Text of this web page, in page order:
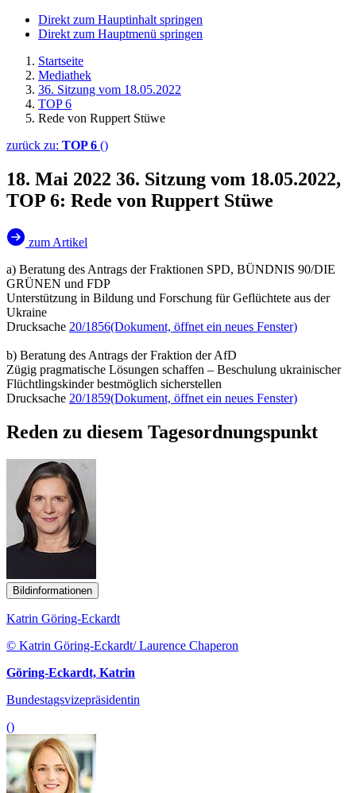
Direkt zum Hauptinhalt springen
Direkt zum Hauptmenü springen
Startseite
Mediathek
36. Sitzung vom 18.05.2022
TOP 6
Rede von Ruppert Stüwe
zurück zu: TOP 6 ()
18. Mai 2022 36. Sitzung vom 18.05.2022,
TOP 6: Rede von Ruppert Stüwe
zum Artikel
a) Beratung des Antrags der Fraktionen SPD, BÜNDNIS 90/DIE
GRÜNEN und FDP
Unterstützung in Bildung und Forschung für Geflüchtete aus der
Ukraine
Drucksache 20/1856(Dokument, öffnet ein neues Fenster)
b) Beratung des Antrags der Fraktion der AfD
Zügig pragmatische Lösungen schaffen – Beschulung ukrainischer
Flüchtlingskinder bestmöglich sicherstellen
Drucksache 20/1859(Dokument, öffnet ein neues Fenster)
Reden zu diesem Tagesordnungspunkt
Bildinformationen
Katrin Göring-Eckardt
© Katrin Göring-Eckardt/ Laurence Chaperon
Göring-Eckardt, Katrin
Bundestagsvizepräsidentin
()